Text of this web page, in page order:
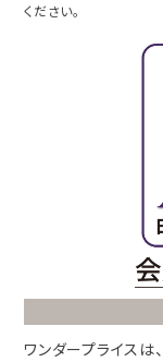
ください。
ワンダープライスは、